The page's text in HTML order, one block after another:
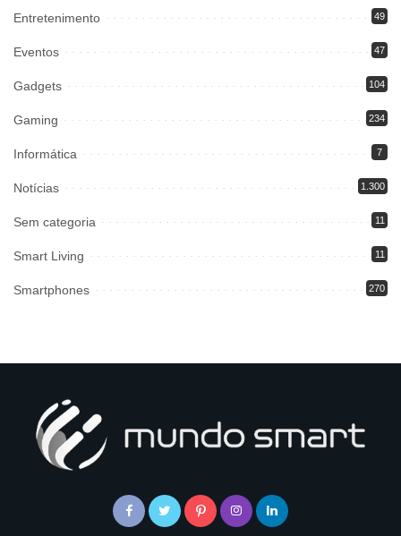
Entretenimento 49
Eventos 47
Gadgets 104
Gaming 234
Informática 7
Notícias 1.300
Sem categoria 11
Smart Living 11
Smartphones 270